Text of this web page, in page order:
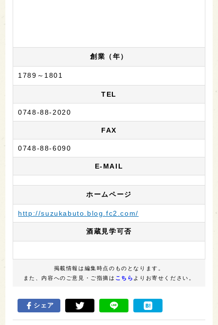
創業（年）
1789～1801
TEL
0748-88-2020
FAX
0748-88-6090
E-MAIL
ホームページ
http://suzukabuto.blog.fc2.com/
酒蔵見学可否
掲載情報は編集時点のものとなります。
また、内容へのご意見・ご指摘は こちら よりお寄せください。
シェア